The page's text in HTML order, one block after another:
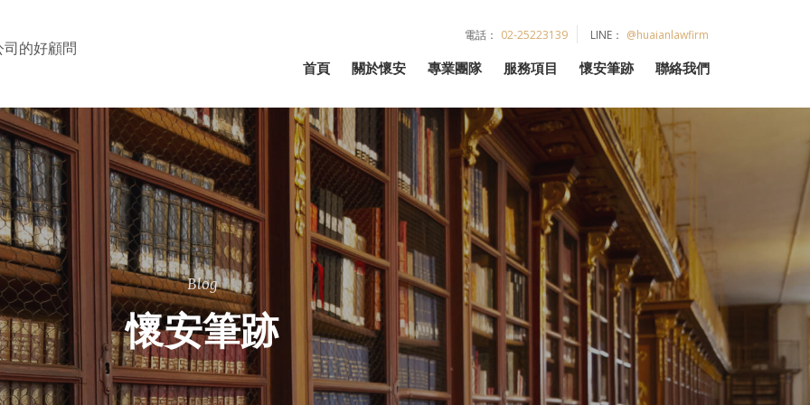
司的好顧問
電話： 02-25223139 LINE： @huaianlawfirm
⾸⾴ 關於懷安 專業團隊 服務項目 懷安筆跡 聯絡我們
Blog
懷安筆跡